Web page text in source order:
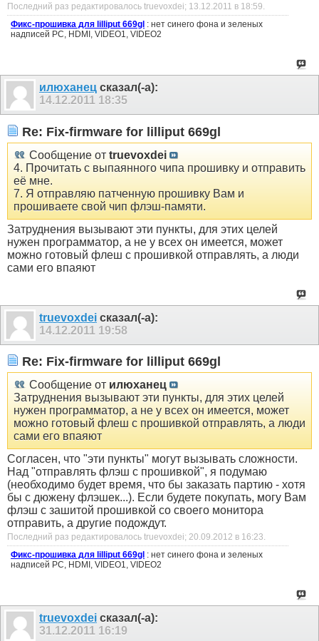
Последний раз редактировалось truevoxdei; 13.12.2011 в 18:59.
Фикс-прошивка для lilliput 669gl : нет синего фона и зеленых
надписей PC, HDMI, VIDEO1, VIDEO2
илюханец сказал(-а):
14.12.2011 18:35
Re: Fix-firmware for lilliput 669gl
Сообщение от truevoxdei
4. Прочитать с выпаянного чипа прошивку и отправить
её мне.
7. Я отправляю патченную прошивку Вам и
прошиваете свой чип флэш-памяти.
Затруднения вызывают эти пункты, для этих целей
нужен программатор, а не у всех он имеется, может
можно готовый флеш с прошивкой отправлять, а люди
сами его впаяют
truevoxdei сказал(-а):
14.12.2011 19:58
Re: Fix-firmware for lilliput 669gl
Сообщение от илюханец
Затруднения вызывают эти пункты, для этих целей
нужен программатор, а не у всех он имеется, может
можно готовый флеш с прошивкой отправлять, а люди
сами его впаяют
Согласен, что "эти пункты" могут вызывать сложности.
Над "отправлять флэш с прошивкой", я подумаю
(необходимо будет время, что бы заказать партию - хотя
бы с дюжену флэшек...). Если будете покупать, могу Вам
флэш с зашитой прошивкой со своего монитора
отправить, а другие подождут.
Последний раз редактировалось truevoxdei; 20.09.2012 в 16:23.
Фикс-прошивка для lilliput 669gl : нет синего фона и зеленых
надписей PC, HDMI, VIDEO1, VIDEO2
truevoxdei сказал(-а):
31.12.2011 16:19